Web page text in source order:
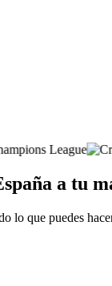
a tu
lo que puedes